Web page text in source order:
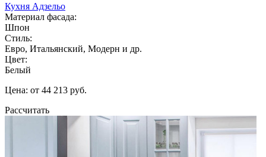
Кухня Адзельо
Материал фасада:
Шпон
Стиль:
Евро, Итальянский, Модерн и др.
Цвет:
Белый
Цена: от 44 213 руб.
Рассчитать